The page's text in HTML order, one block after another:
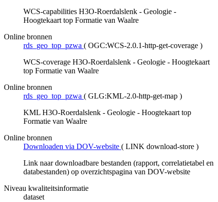
WCS-capabilities H3O-Roerdalslenk - Geologie -
Hoogtekaart top Formatie van Waalre
Online bronnen
rds_geo_top_pzwa ( OGC:WCS-2.0.1-http-get-coverage )
WCS-coverage H3O-Roerdalslenk - Geologie - Hoogtekaart
top Formatie van Waalre
Online bronnen
rds_geo_top_pzwa ( GLG:KML-2.0-http-get-map )
KML H3O-Roerdalslenk - Geologie - Hoogtekaart top
Formatie van Waalre
Online bronnen
Downloaden via DOV-website ( LINK download-store )
Link naar downloadbare bestanden (rapport, correlatietabel en
databestanden) op overzichtspagina van DOV-website
Niveau kwaliteitsinformatie
dataset